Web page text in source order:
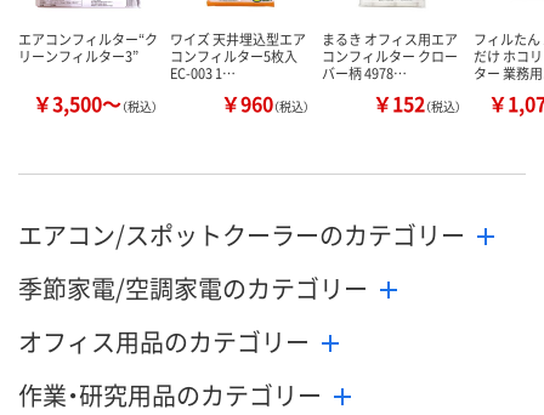
エアコンフィルター“ク
リーンフィルター3”
￥3,500～（税込）
ワイズ 天井埋込型エア
コンフィルター5枚入
EC-003 1…
￥960（税込）
まるき オフィス用エア
コンフィルター クロー
バー柄 4978…
￥152（税込）
フィルた
だけ ホコ
ター 業務
￥
エアコン/スポットクーラーのカテゴリー
季節家電/空調家電のカテゴリー
オフィス用品のカテゴリー
作業・研究用品のカテゴリー